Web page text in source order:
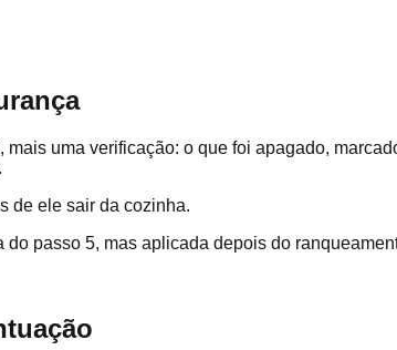
uma verificação: o que foi apagado,
de ele sair da cozinha.
passo 5, mas aplicada depois do